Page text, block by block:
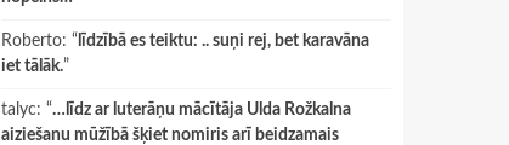
Roberto: “ līdzībā es teiktu: .. suņi rej, bet karavāna
iet tālāk.”
talyc: “…līdz ar luterāņu mācītāja Ulda Rožkalna
aiziešanu mūžībā šķiet nomiris arī beidzamais